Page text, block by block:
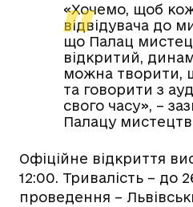
«Хочемо, щоб
відвідувача до
що Палац
відкритий,
можна творити,
та говорити з
свого часу», –
Палацу
Офіційне відкриття
12:00. Тривалість – до
проведення –